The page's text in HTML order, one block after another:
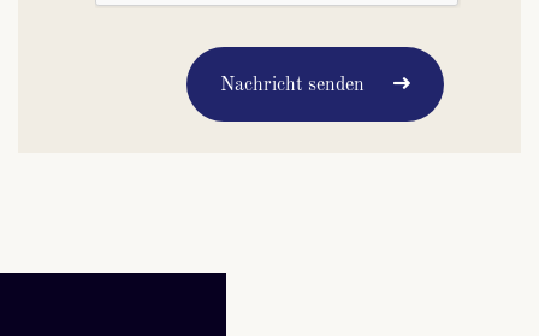
Nachricht senden